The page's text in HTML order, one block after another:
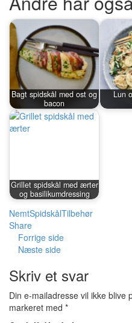
Bagt spidskål med ost og
bacon
Lun
Grillet spidskål med ærter
og basilikumdressing
NemtSpidskålTilbehør
Share
Forrige side
Næste side
Skriv et svar
Din e-mailadresse vil ikke blive
markeret med *